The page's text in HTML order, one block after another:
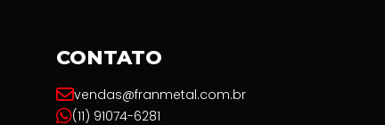
CONTATO
vendas@franmetal.com.br
(11) 91074-6281